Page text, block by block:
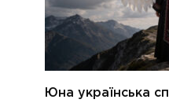
Юна українська